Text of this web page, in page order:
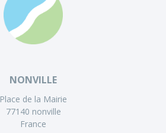
NONVILLE
Place de la Mairie
77140 nonville
France